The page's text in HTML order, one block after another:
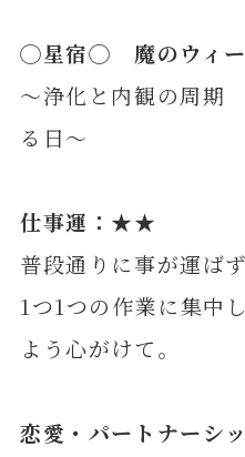
◯星宿◯ 魔のウィ
～浄化と内観の周期
る日～
仕事運：★★
普段通りに事が運ば
1つ1つの作業に集中
よう心がけて。
恋愛・パートナーシ